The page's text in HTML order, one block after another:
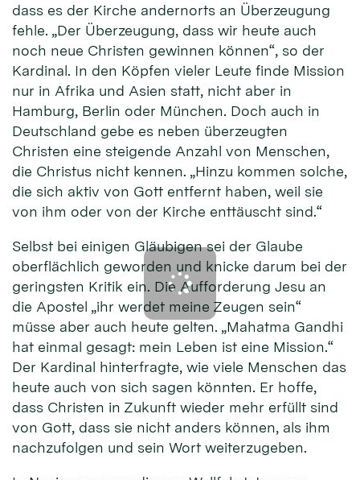
dass es der Kirche andernorts an Überzeugung
fehle. „Der Überzeugung, dass wir heute auch
noch neue Christen gewinnen können“, so der
Kardinal. In den Köpfen vieler Leute finde Mission
nur in Afrika und Asien statt, nicht aber in
Hamburg, Berlin oder München. Doch auch in
Deutschland gebe es neben überzeugten
Christen eine steigende Anzahl von Menschen,
die Christus nicht kennen. „Hinzu kommen solche,
die sich aktiv von Gott entfernt haben, weil sie
von ihm oder von der Kirche enttäuscht sind.“
Selbst bei einigen Gläubigen sei der Glaube
oberflächlich geworden und knicke darum bei der
geringsten Kritik ein. Die Aufforderung Jesu an
die Apostel „ihr werdet meine Zeugen sein“
müsse aber auch heute gelten. „Mahatma Gandhi
hat einmal gesagt: mein Leben ist eine Mission.“
Der Kardinal hinterfragte, wie viele Menschen das
heute auch von sich sagen könnten. Er hoffe,
dass Christen in Zukunft wieder mehr erfüllt sind
von Gott, dass sie nicht anders können, als ihm
nachzufolgen und sein Wort weiterzugeben.